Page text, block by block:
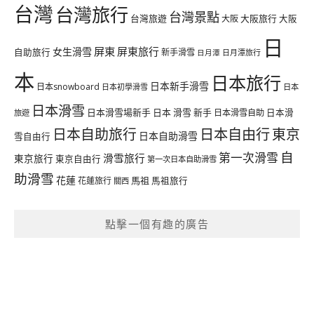
台灣台灣旅行 台灣旅遊 台灣景點大阪大阪旅行大阪
自助旅行 女生滑雪 屏東 屏東旅行新手滑雪 日月潭 日月潭旅行 日
本 日本snowboard 日本初學滑雪 日本新手滑雪 日本旅行 日本
旅遊 日本滑雪 日本滑雪場新手 日本 滑雪 新手 日本滑雪自助 日本滑
雪自由行 日本自助旅行 日本自助滑雪 日本自由行東京
東京旅行 東京自由行 滑雪旅行 第一次日本自助滑雪 第一次滑雪 自
助滑雪 花蓮花蓮旅行 關西 馬祖 馬祖旅行
點擊一個有趣的廣告